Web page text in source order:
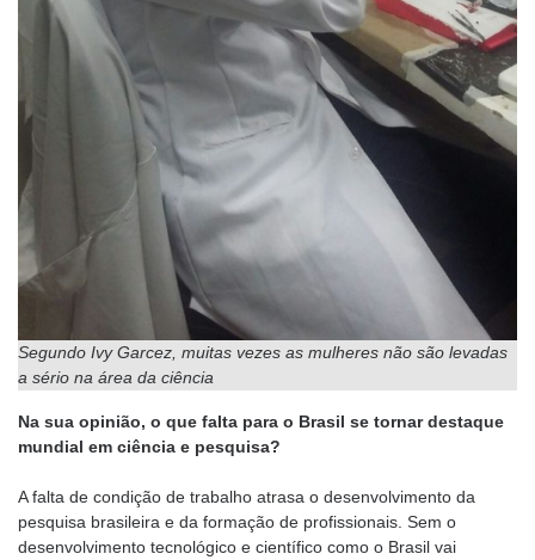
Segundo Ivy Garcez, muitas vezes as mulheres não são levadas
a sério na área da ciência
Na sua opinião, o que falta para o Brasil se tornar destaque
mundial em ciência e pesquisa?
A falta de condição de trabalho atrasa o desenvolvimento da
pesquisa brasileira e da formação de profissionais. Sem o
desenvolvimento tecnológico e científico como o Brasil vai